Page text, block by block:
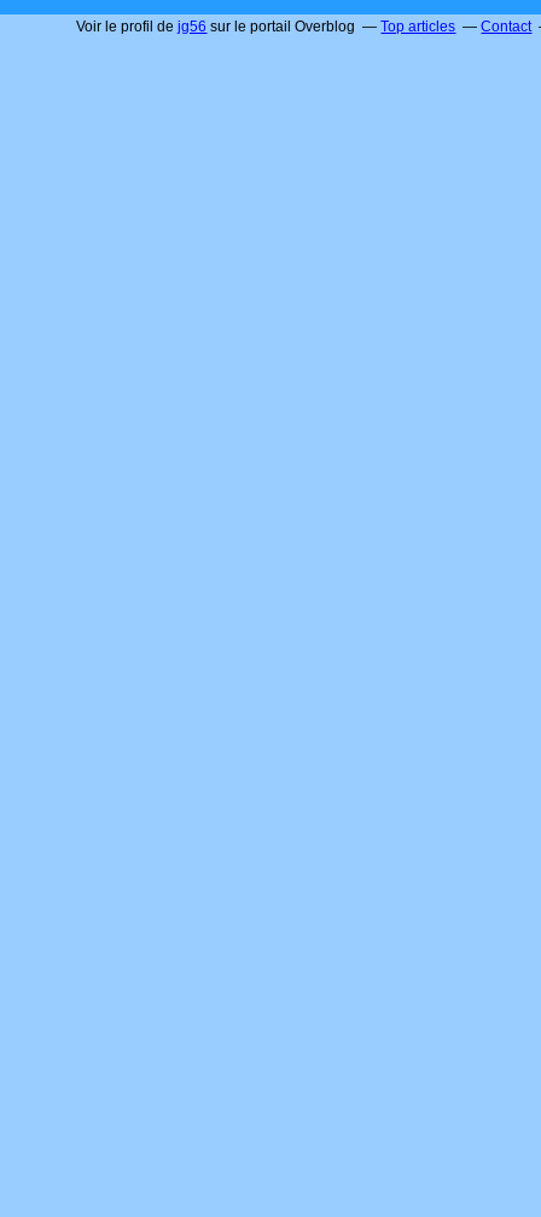
Voir le profil dejg56 sur le portail Overblog Top articles Contact